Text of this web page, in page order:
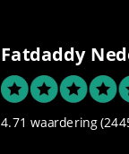
Fatdaddy
4.71 waardering